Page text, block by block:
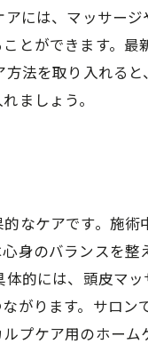
には、マッサー
とができます。
法を取り入れる
ましょう。
なケアです。施
身のバランスを
的には、頭皮マ
がります。サロ
プケア用のホー